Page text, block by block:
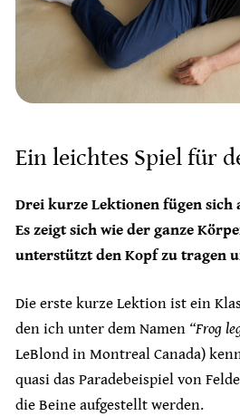
Ein leichtes Spiel für
Drei kurze Lektionen fügen sich
Es zeigt sich wie der ganze
unterstützt den Kopf zu tragen
Die erste kurze Lektion ist ein
den ich unter dem Namen “Frog
LeBlond in Montreal Canada)
quasi das Paradebeispiel von
die Beine aufgestellt werden.